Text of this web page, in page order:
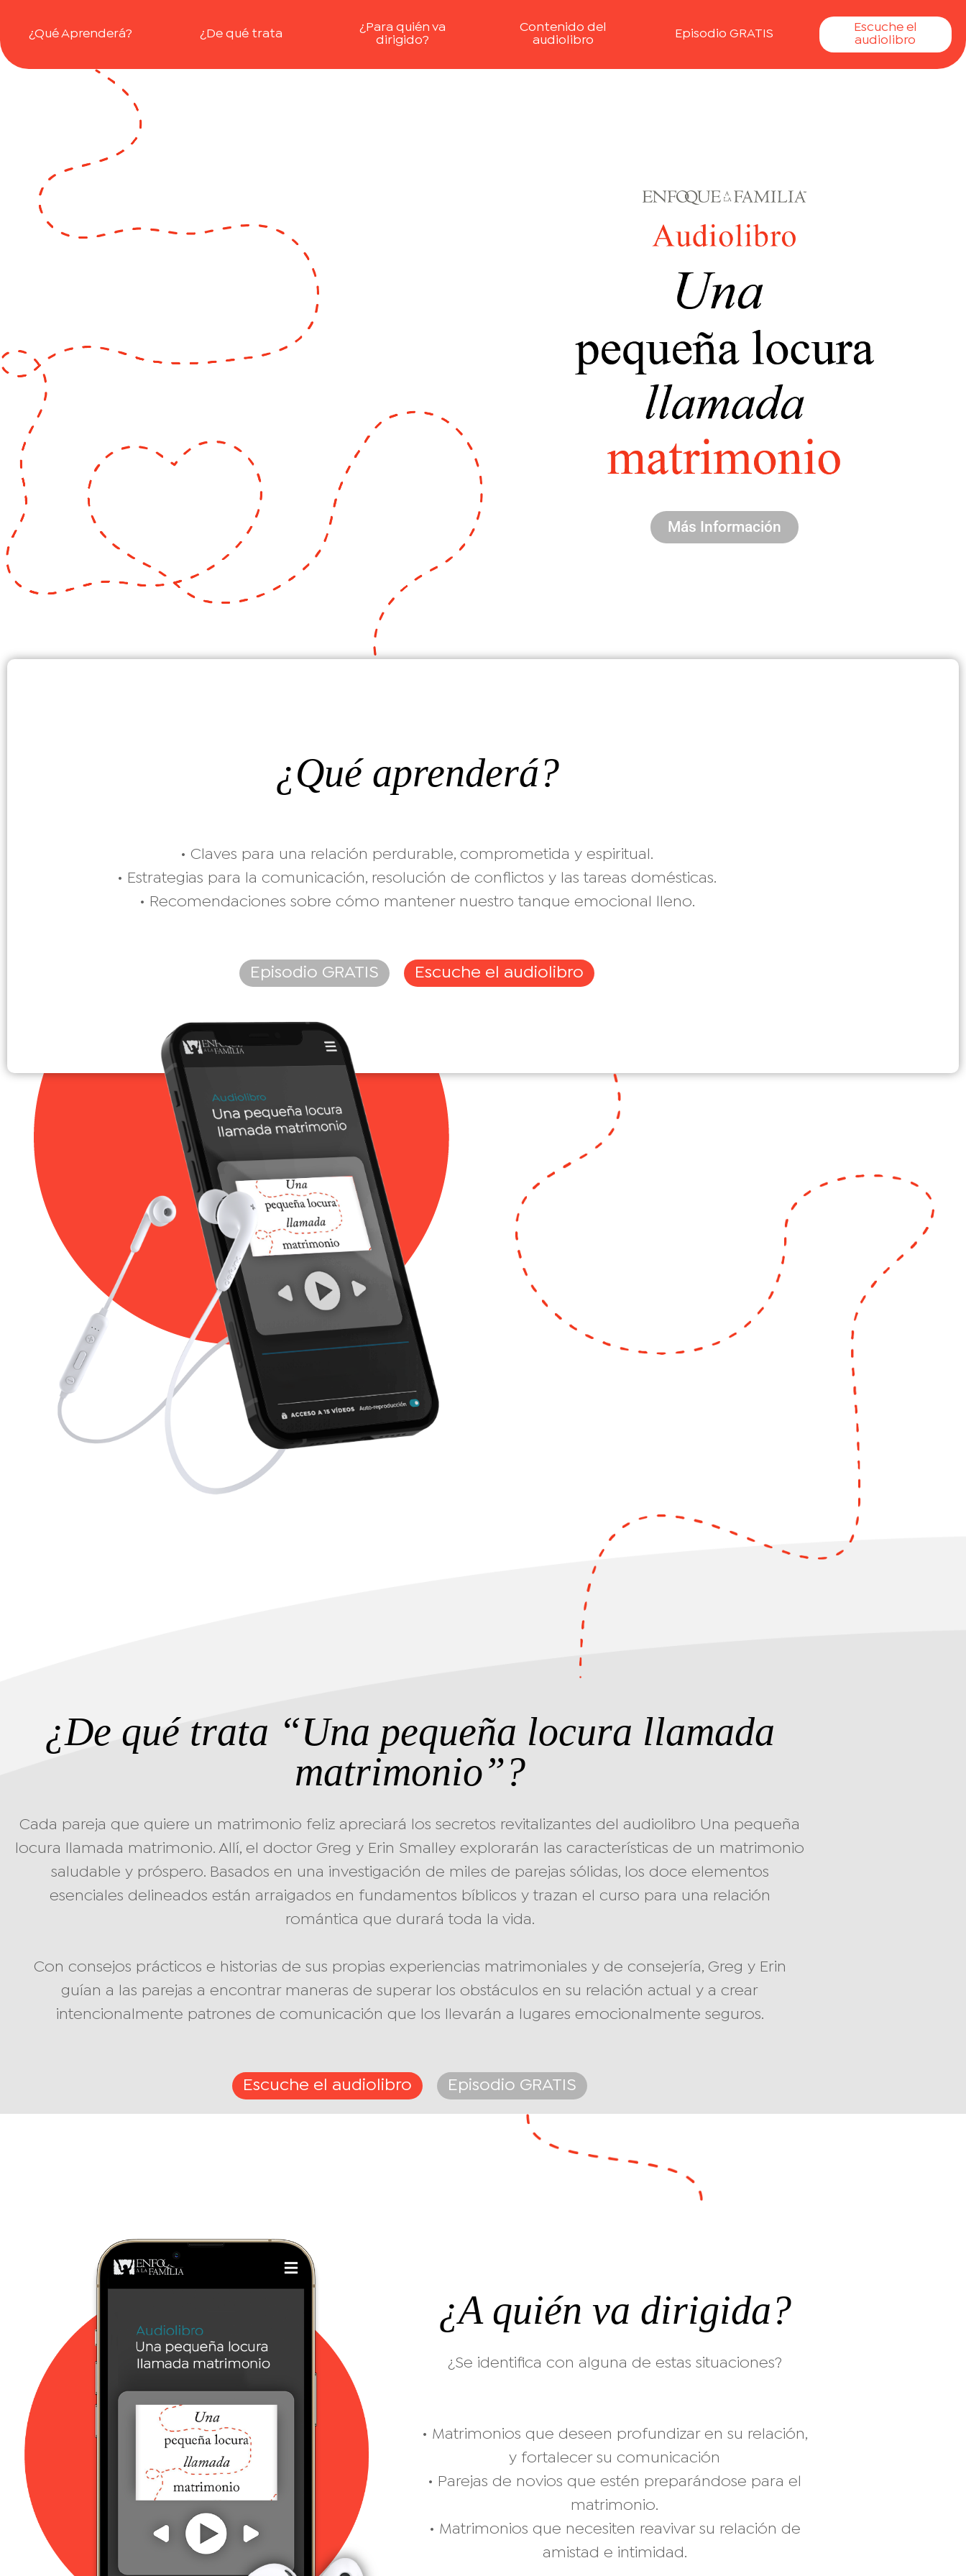
¿Qué Aprenderá? ¿De qué trata
¿Para quién va
dirigido?
Contenido del
audiolibro
Episodio GRATIS
Escuche el
audiolibro
Más Información
¿Qué aprenderá?
• Claves para una relación perdurable, comprometida y espiritual.
• Estrategias para la comunicación, resolución de conflictos y las tareas domésticas.
• Recomendaciones sobre cómo mantener nuestro tanque emocional lleno.
Episodio GRATIS Escuche el audiolibro
¿De qué trata “Una pequeña locura llamada
matrimonio”?
Cada pareja que quiere un matrimonio feliz apreciará los secretos revitalizantes del audiolibro Una pequeña
locura llamada matrimonio. Allí, el doctor Greg y Erin Smalley explorarán las características de un matrimonio
saludable y próspero. Basados en una investigación de miles de parejas sólidas, los doce elementos
esenciales delineados están arraigados en fundamentos bíblicos y trazan el curso para una relación
romántica que durará toda la vida.
Con consejos prácticos e historias de sus propias experiencias matrimoniales y de consejería, Greg y Erin
guían a las parejas a encontrar maneras de superar los obstáculos en su relación actual y a crear
intencionalmente patrones de comunicación que los llevarán a lugares emocionalmente seguros.
Escuche el audiolibro Episodio GRATIS
¿A quién va dirigida?
¿Se identifica con alguna de estas situaciones?
• Matrimonios que deseen profundizar en su relación,
y fortalecer su comunicación
• Parejas de novios que estén preparándose para el
matrimonio.
• Matrimonios que necesiten reavivar su relación de
amistad e intimidad.